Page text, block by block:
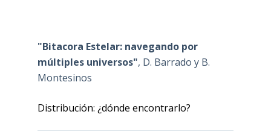
"Bitacora Estelar: navegando por
múltiples universos", D. Barrado y B.
Montesinos
Distribución: ¿dónde encontrarlo?